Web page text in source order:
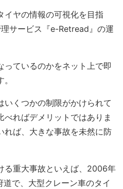
イヤの情報の可視化を目指
サービス『e-Retread』の運
っているのかをネット上で即
いくつかの制限がかけられて
ればデメリットではありま
れば、大きな事故を未然に防
る重大事故といえば、2006年
で、大型クレーン車のタイ